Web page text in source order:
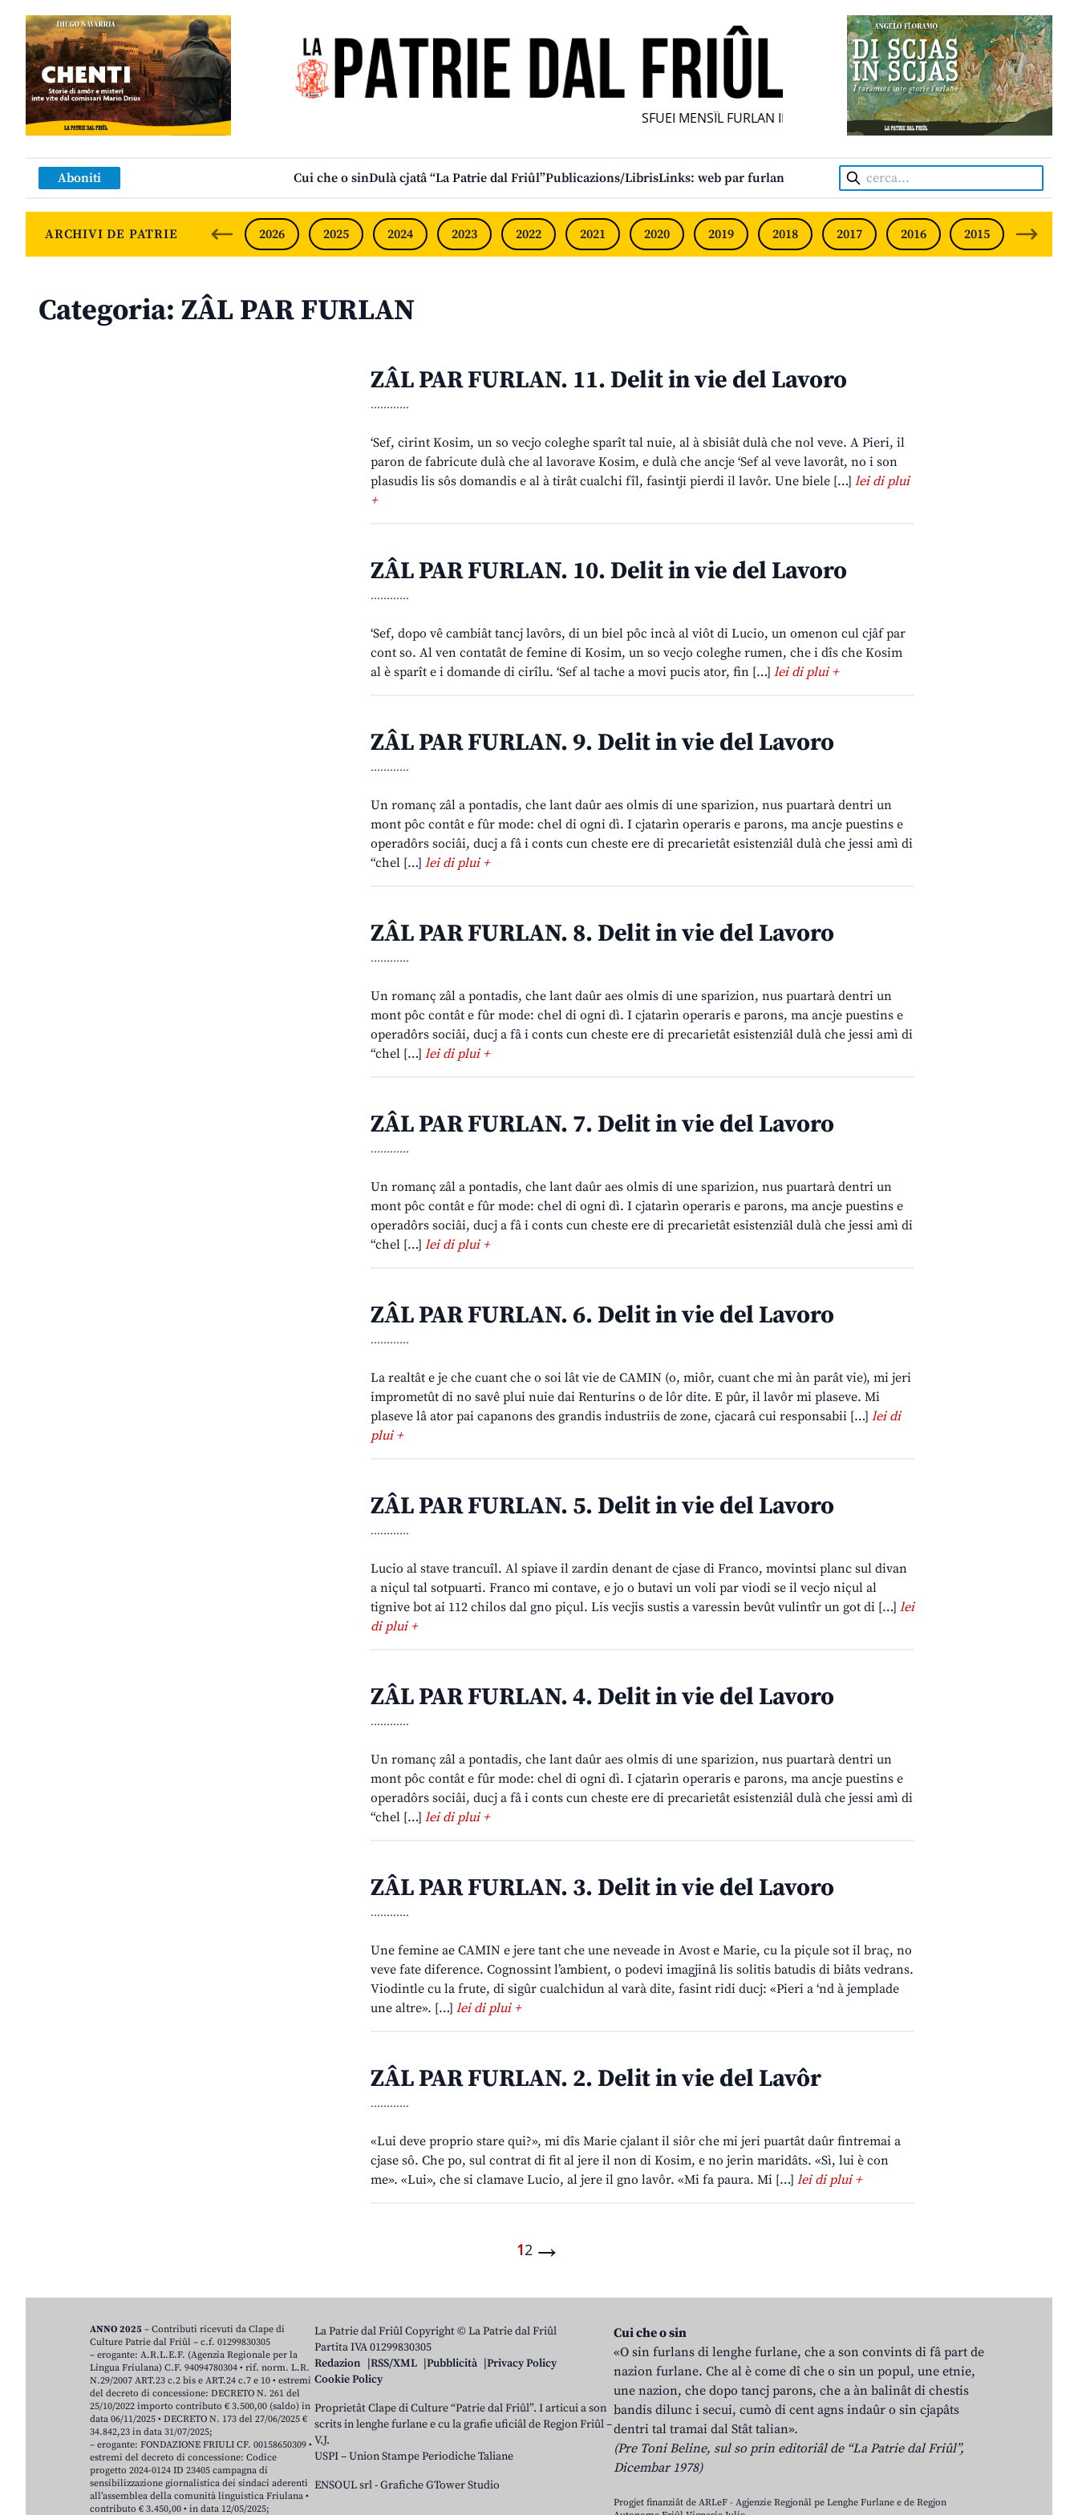
SFUEI MENSÎL FURLAN INDIPENDENT • INDEPENDENT FRIULIAN
Aboniti Cui che o sinDulà cjatâ “La Patrie dal Friûl”Publicazions/LibrisLinks: web par furlan Cerca:
ARCHIVI DE PATRIE 2026 2025 2024 2023 2022 2021 2020 2019 2018 2017 2016 2015 2014
Categoria: ZÂL PAR FURLAN
ZÂL PAR FURLAN. 11. Delit in vie del Lavoro
............
‘Sef, cirint Kosim, un so vecjo coleghe sparît tal nuie, al à sbisiât dulà che nol veve. A Pieri, il
paron de fabricute dulà che al lavorave Kosim, e dulà che ancje ‘Sef al veve lavorât, no i son
plasudis lis sôs domandis e al à tirât cualchi fîl, fasintji pierdi il lavôr. Une biele […] lei di plui
+
ZÂL PAR FURLAN. 10. Delit in vie del Lavoro
............
‘Sef, dopo vê cambiât tancj lavôrs, di un biel pôc incà al viôt di Lucio, un omenon cul cjâf par
cont so. Al ven contatât de femine di Kosim, un so vecjo coleghe rumen, che i dîs che Kosim
al è sparît e i domande di cirîlu. ‘Sef al tache a movi pucis ator, fin […] lei di plui +
ZÂL PAR FURLAN. 9. Delit in vie del Lavoro
............
Un romanç zâl a pontadis, che lant daûr aes olmis di une sparizion, nus puartarà dentri un
mont pôc contât e fûr mode: chel di ogni dì. I cjatarìn operaris e parons, ma ancje puestins e
operadôrs sociâi, ducj a fâ i conts cun cheste ere di precarietât esistenziâl dulà che jessi amì di
“chel […] lei di plui +
ZÂL PAR FURLAN. 8. Delit in vie del Lavoro
............
Un romanç zâl a pontadis, che lant daûr aes olmis di une sparizion, nus puartarà dentri un
mont pôc contât e fûr mode: chel di ogni dì. I cjatarìn operaris e parons, ma ancje puestins e
operadôrs sociâi, ducj a fâ i conts cun cheste ere di precarietât esistenziâl dulà che jessi amì di
“chel […] lei di plui +
ZÂL PAR FURLAN. 7. Delit in vie del Lavoro
............
Un romanç zâl a pontadis, che lant daûr aes olmis di une sparizion, nus puartarà dentri un
mont pôc contât e fûr mode: chel di ogni dì. I cjatarìn operaris e parons, ma ancje puestins e
operadôrs sociâi, ducj a fâ i conts cun cheste ere di precarietât esistenziâl dulà che jessi amì di
“chel […] lei di plui +
ZÂL PAR FURLAN. 6. Delit in vie del Lavoro
............
La realtât e je che cuant che o soi lât vie de CAMIN (o, miôr, cuant che mi àn parât vie), mi jeri
imprometût di no savê plui nuie dai Renturins o de lôr dite. E pûr, il lavôr mi plaseve. Mi
plaseve lâ ator pai capanons des grandis industriis de zone, cjacarâ cui responsabii […] lei di
plui +
ZÂL PAR FURLAN. 5. Delit in vie del Lavoro
............
Lucio al stave trancuîl. Al spiave il zardin denant de cjase di Franco, movintsi planc sul divan
a niçul tal sotpuarti. Franco mi contave, e jo o butavi un voli par viodi se il vecjo niçul al
tignive bot ai 112 chilos dal gno piçul. Lis vecjis sustis a varessin bevût vulintîr un got di […] lei
di plui +
ZÂL PAR FURLAN. 4. Delit in vie del Lavoro
............
Un romanç zâl a pontadis, che lant daûr aes olmis di une sparizion, nus puartarà dentri un
mont pôc contât e fûr mode: chel di ogni dì. I cjatarìn operaris e parons, ma ancje puestins e
operadôrs sociâi, ducj a fâ i conts cun cheste ere di precarietât esistenziâl dulà che jessi amì di
“chel […] lei di plui +
ZÂL PAR FURLAN. 3. Delit in vie del Lavoro
............
Une femine ae CAMIN e jere tant che une neveade in Avost e Marie, cu la piçule sot il braç, no
veve fate diference. Cognossint l’ambient, o podevi imagjinâ lis solitis batudis di biâts vedrans.
Viodintle cu la frute, di sigûr cualchidun al varà dite, fasint ridi ducj: «Pieri a ‘nd à jemplade
une altre». […] lei di plui +
ZÂL PAR FURLAN. 2. Delit in vie del Lavôr
............
«Lui deve proprio stare qui?», mi dîs Marie cjalant il siôr che mi jeri puartât daûr fintremai a
cjase sô. Che po, sul contrat di fit al jere il non di Kosim, e no jerin maridâts. «Sì, lui è con
me». «Lui», che si clamave Lucio, al jere il gno lavôr. «Mi fa paura. Mi […] lei di plui +
12 →
La Patrie dal Friûl Copyright © La Patrie dal Friûl
Partita IVA 01299830305
Redazion
RSS/XML Pubblicità
Privacy Policy
Cookie Policy
Proprietât Clape di Culture “Patrie dal Friûl”. I articui a son
scrits in lenghe furlane e cu la grafie uficiâl de Regjon Friûl –
V.J.
USPI – Union Stampe Periodiche Taliane
ENSOUL srl-Grafiche GTower Studio
Cui che o sin
«O sin furlans di lenghe furlane, che a son convints di fâ part de
nazion furlane. Che al è come dî che o sin un popul, une etnie,
une nazion, che dopo tancj parons, che a àn balinât di chestis
bandis dilunc i secui, cumò di cent agns indaûr o sin cjapâts
dentri tal tramai dal Stât talian».
(Pre Toni Beline, sul so prin editoriâl de “La Patrie dal Friûl”,
Dicembar 1978)
Progjet finanziât de ARLeF - Agjenzie Regjonâl pe Lenghe Furlane e de Regjon
ANNO 2025 – Contributi ricevuti da Clape di
Culture Patrie dal Friûl – c.f. 01299830305
– erogante: A.R.L.E.F. (Agenzia Regionale per la
Lingua Friulana) C.F. 94094780304 • rif. norm. L.R.
N.29/2007 ART.23 c.2 bis e ART.24 c.7 e 10 • estremi
del decreto di concessione: DECRETO N. 261 del
25/10/2022 importo contributo € 3.500,00 (saldo) in
data 06/11/2025 • DECRETO N. 173 del 27/06/2025 €
34.842,23 in data 31/07/2025;
– erogante: FONDAZIONE FRIULI CF. 00158650309 •
estremi del decreto di concessione: Codice
progetto 2024-0124 ID 23405 campagna di
sensibilizzazione giornalistica dei sindaci aderenti
all’assemblea della comunità linguistica Friulana •
contributo € 3.450,00 • in data 12/05/2025;